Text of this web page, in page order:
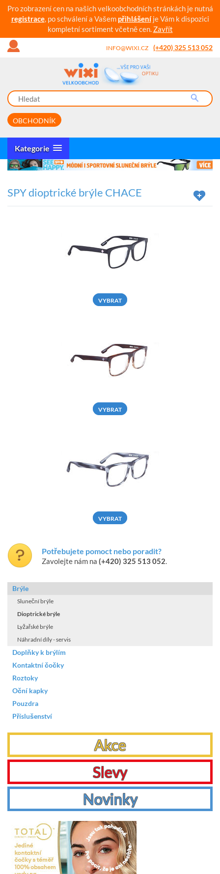
Pro zobrazení cen na našich velkoobchodních stránkách je nutná
registrace, po schválení a Vašem přihlášeníje Vám k dispozici
kompletní sortiment včetně cen. Zavřít
INFO@WIXI.CZ (+420) 325 513 052
OBCHODNÍK
Kategorie
SPY dioptrické brýle CHACE
VYBRAT
VYBRAT
VYBRAT
Potřebujete pomoct nebo poradit?
Zavolejte nám na (+420) 325 513 052.
Brýle
Sluneční brýle
Dioptrické brýle
Lyžařské brýle
Náhradní díly - servis
Doplňky k brýlím
Kontaktní čočky
Roztoky
Oční kapky
Pouzdra
Příslušenství
Akce
Slevy
Novinky